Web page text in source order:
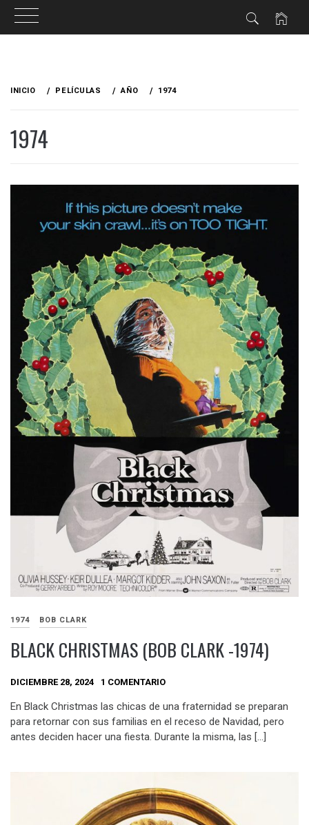
INICIO PELÍCULAS AÑO 1974
1974
1974 BOB CLARK
BLACK CHRISTMAS (BOB CLARK -1974)
DICIEMBRE 28, 2024 1 COMENTARIO
En Black Christmas las chicas de una fraternidad se preparan
para retornar con sus familias en el receso de Navidad, pero
antes deciden hacer una fiesta. Durante la misma, las […]